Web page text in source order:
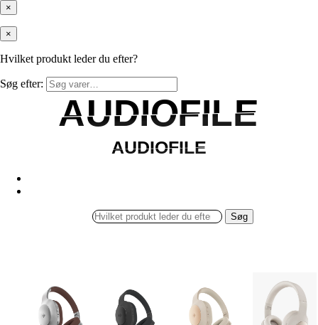
×
×
Hvilket produkt leder du efter?
Søg efter:
AUDIOFILE
AUDIOFILE
AUDIOFILE
AUDIOFILE
Søg